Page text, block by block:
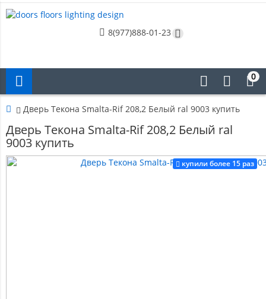
8(977)888-01-23
0
Дверь Текона Smalta-Rif 208,2 Белый ral 9003 купить
Дверь Текона Smalta-Rif 208,2 Белый ral
9003 купить
купили более 15 раз